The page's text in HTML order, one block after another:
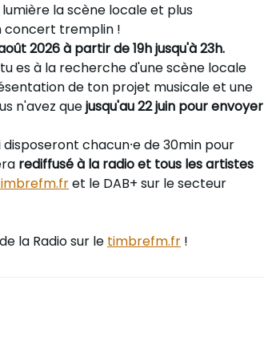
la scène locale et plus
concert tremplin !
2026 à partir de 19h jusqu'à 23h.
es à la recherche d'une scène locale
de ton projet musicale et une
n'avez quejusqu'au 22 juin pour envoyer
chacun⸱e de 30min pour
rediffusé à la radio et tous les artistes
et le DAB+ sur le secteur
la Radio sur le timbrefm.fr !